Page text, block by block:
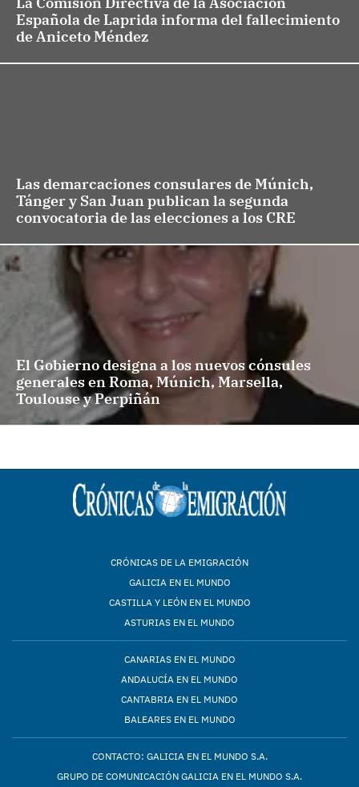
Española de Laprida informa del fallecimiento
de Aniceto Méndez
Las demarcaciones consulares de Múnich,
Tánger y San Juan publican la segunda
convocatoria de las elecciones a los CRE
El Gobierno designa a los nuevos cónsules
generales en Roma, Múnich, Marsella,
Toulouse y Perpiñán
CRÓNICAS DE LA EMIGRACIÓN
GALICIA EN EL MUNDO
CASTILLA Y LEÓN EN EL MUNDO
ASTURIAS EN EL MUNDO
CANARIAS EN EL MUNDO
ANDALUCÍA EN EL MUNDO
CANTABRIA EN EL MUNDO
BALEARES EN EL MUNDO
CONTACTO: GALICIA EN EL MUNDO S.A.
GRUPO DE COMUNICACIÓN GALICIA EN EL MUNDO S.A.